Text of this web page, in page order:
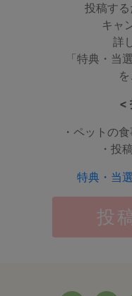
投稿す
キャ
詳
「特典・当
<
・ペットの
・投
特典・当
投